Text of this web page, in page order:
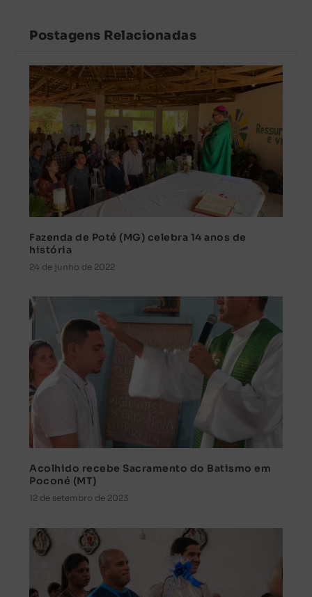
Postagens Relacionadas
Fazenda de Poté (MG) celebra 14 anos de
história
24 de junho de 2022
Acolhido recebe Sacramento do Batismo em
Poconé (MT)
12 de setembro de 2023